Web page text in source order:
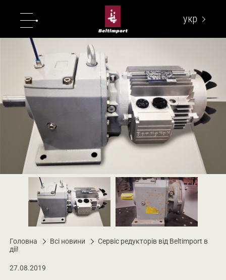
укр
Головна Всі новини
Сервіс редукторів від Beltimport в
дії!
27.08.2019